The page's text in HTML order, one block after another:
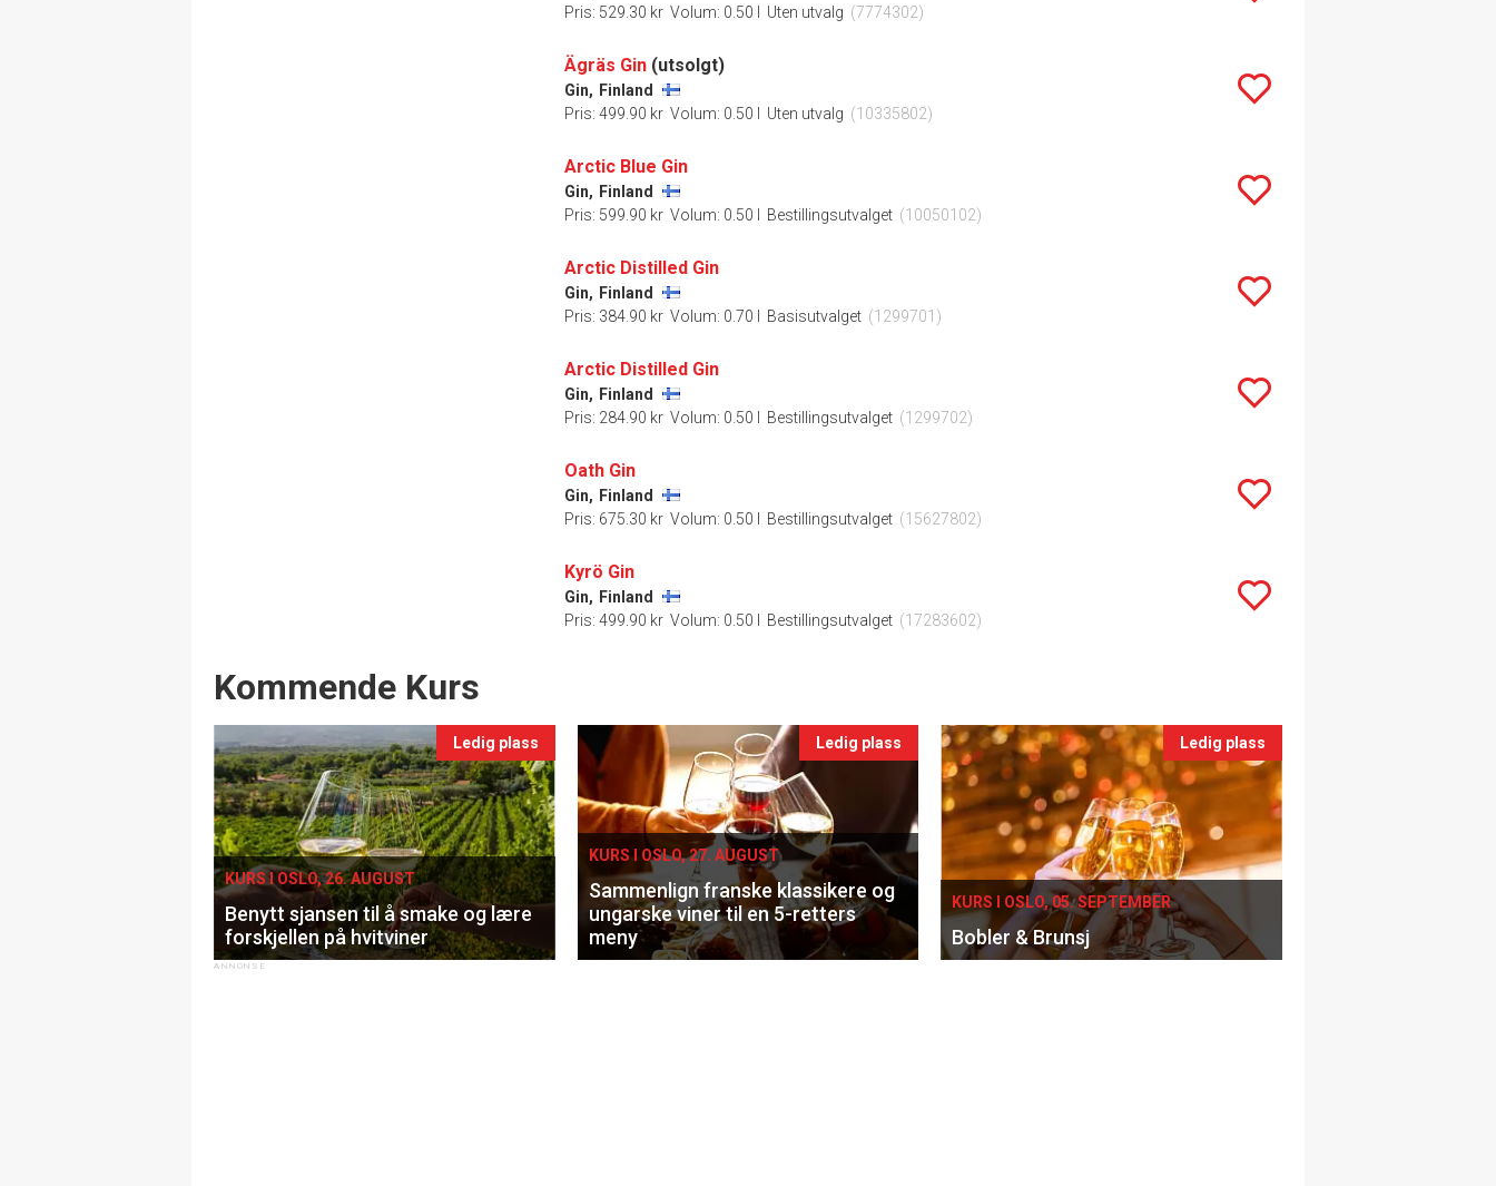
Pris: 529.30 kr Volum: 0.50 l Uten utvalg (7774302)
Ägräs Gin (utsolgt)
Gin, Finland
Pris: 499.90 kr Volum: 0.50 l Uten utvalg (10335802)
Arctic Blue Gin
Gin, Finland
Pris: 599.90 kr Volum: 0.50 l Bestillingsutvalget (10050102)
Arctic Distilled Gin
Gin, Finland
Pris: 384.90 kr Volum: 0.70 l Basisutvalget (1299701)
Arctic Distilled Gin
Gin, Finland
Pris: 284.90 kr Volum: 0.50 l Bestillingsutvalget (1299702)
Oath Gin
Gin, Finland
Pris: 675.30 kr Volum: 0.50 l Bestillingsutvalget (15627802)
Kyrö Gin
Gin, Finland
Pris: 499.90 kr Volum: 0.50 l Bestillingsutvalget (17283602)
Events
Kommende Kurs
Ledig plass
KURS I OSLO, 26. AUGUST
Benytt sjansen til å smake og lære
forskjellen på hvitviner
Ledig plass
KURS I OSLO, 27. AUGUST
Sammenlign franske klassikere og
ungarske viner til en 5-retters
meny
Ledig plass
KURS I OSLO, 05. SEPTEMBER
Bobler & Brunsj